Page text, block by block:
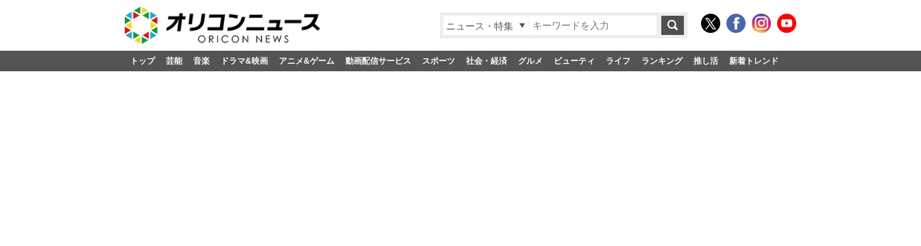
ニュース・特集
トップ 芸能 音楽 ドラマ&映画 アニメ&ゲーム 動画配信サービス スポーツ 社会・経済 グルメ ビューティ ライフ ランキング 推し活 新着トレンド